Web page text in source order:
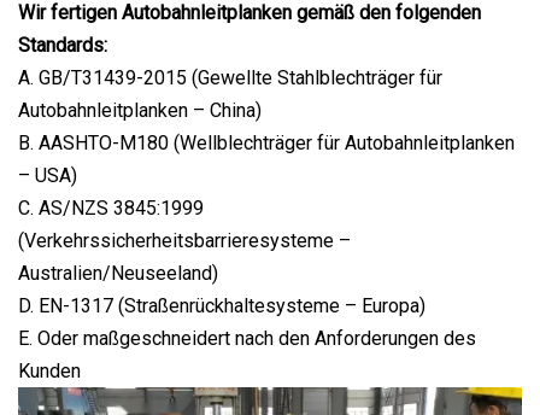
Wir fertigen Autobahnleitplanken gemäß den folgenden
Standards:
A. GB/T31439-2015 (Gewellte Stahlblechträger für
Autobahnleitplanken – China)
B. AASHTO-M180 (Wellblechträger für Autobahnleitplanken
– USA)
C. AS/NZS 3845:1999
(Verkehrssicherheitsbarrieresysteme –
Australien/Neuseeland)
D. EN-1317 (Straßenrückhaltesysteme – Europa)
E. Oder maßgeschneidert nach den Anforderungen des
Kunden